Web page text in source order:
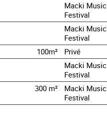
Macki Music
Festival
Macki Music
Festival
100m² Privé
Macki Music
Festival
300 m²
Macki Music
Festival